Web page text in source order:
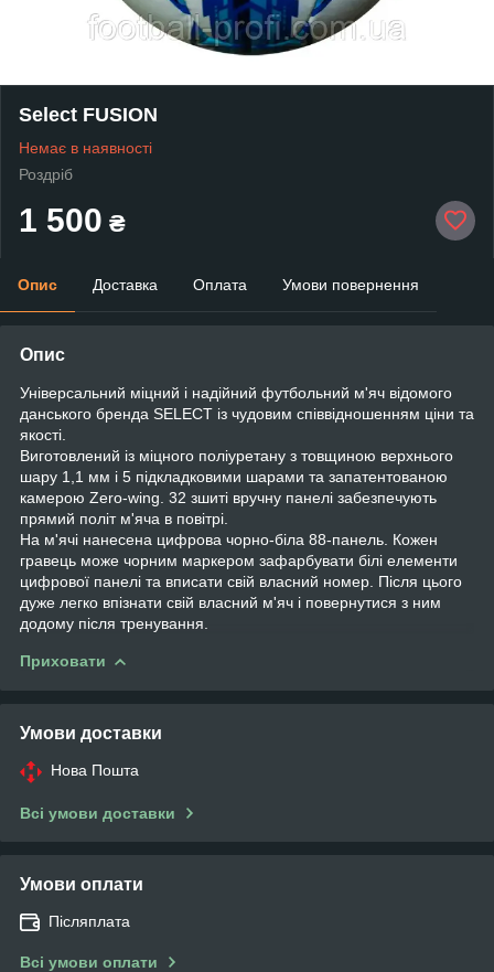
Select FUSION
Немає в наявності
Роздріб
1 500 ₴
Опис Доставка Оплата Умови повернення
Опис
Універсальний міцний і надійний футбольний м'яч відомого
данського бренда SELECT із чудовим співвідношенням ціни та
якості.
Виготовлений із міцного поліуретану з товщиною верхнього
шару 1,1 мм і 5 підкладковими шарами та запатентованою
камерою Zero-wing. 32 зшиті вручну панелі забезпечують
прямий політ м'яча в повітрі.
На м'ячі нанесена цифрова чорно-біла 88-панель. Кожен
гравець може чорним маркером зафарбувати білі елементи
цифрової панелі та вписати свій власний номер. Після цього
дуже легко впізнати свій власний м'яч і повернутися з ним
додому після тренування.
Приховати
Умови доставки
Нова Пошта
Всі умови доставки
Умови оплати
Післяплата
Всі умови оплати